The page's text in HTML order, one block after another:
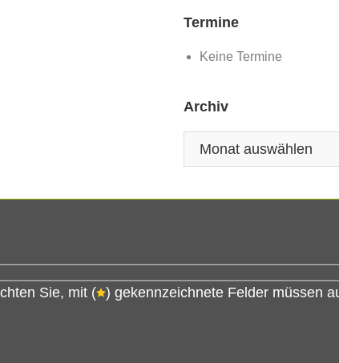
Termine
Keine Termine
Archiv
Sie, mit ( ) gekennzeichnete Felder müssen